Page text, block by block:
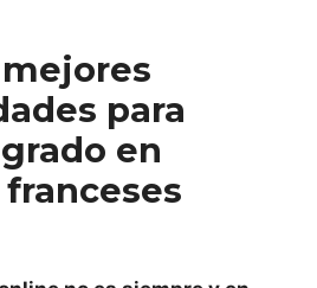
Fabra
Llull
para
en